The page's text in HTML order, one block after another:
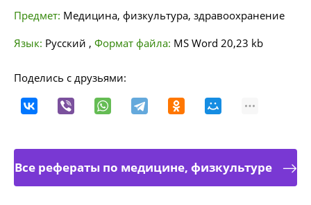
Предмет: Медицина, физкультура, здравоохранение
Язык: Русский , Формат файла: MS Word 20,23 kb
Поделись с друзьями:
Все рефераты по медицине, физкультуре